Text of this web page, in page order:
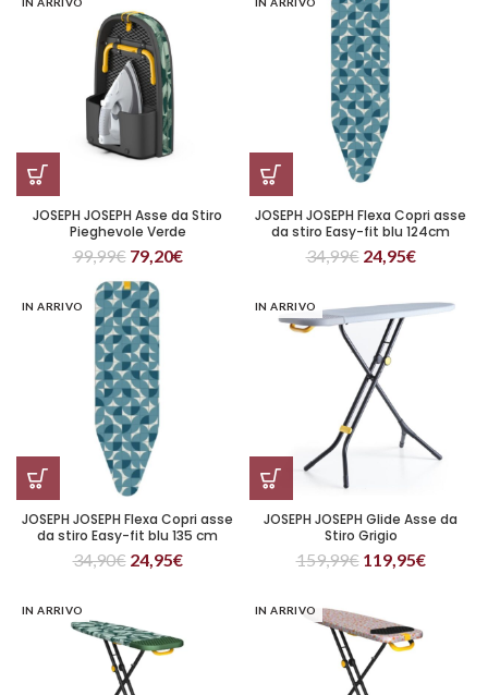
JOSEPH JOSEPH Asse da Stiro
Pieghevole Verde
99,99€ 79,20€
JOSEPH JOSEPH Flexa Copri asse
da stiro Easy-fit blu 124cm
34,99€ 24,95€
IN ARRIVO
JOSEPH JOSEPH Flexa Copri asse
da stiro Easy-fit blu 135 cm
34,90€ 24,95€
IN ARRIVO
JOSEPH JOSEPH Glide Asse da
Stiro Grigio
159,99€ 119,95€
IN ARRIVO IN ARRIVO